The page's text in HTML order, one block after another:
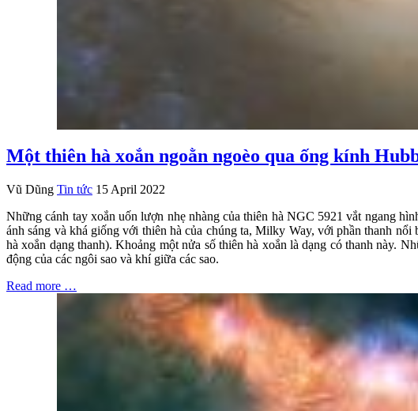
Một thiên hà xoắn ngoằn ngoèo qua ống kính
Vũ Dũng Tin tức 15 April 2022
Những cánh tay xoắn uốn lượn nhẹ nhàng của thiên hà NGC 5921 vắt ngang
ánh sáng và khá giống với thiên hà của chúng ta, Milky Way, với phần thanh
hà xoắn dạng thanh). Khoảng một nửa số thiên hà xoắn là dạng có thanh này.
động của các ngôi sao và khí giữa các sao.
Read more …